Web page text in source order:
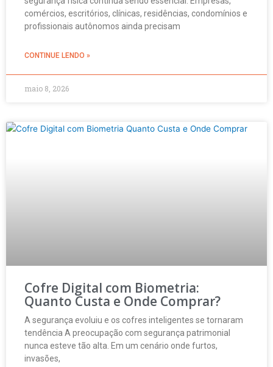
comércios, escritórios, clínicas, residências, condomínios e
profissionais autônomos ainda precisam
CONTINUE LENDO »
maio 8, 2026
Cofre Digital com Biometria:
Quanto Custa e Onde Comprar?
A segurança evoluiu e os cofres inteligentes se tornaram
tendência A preocupação com segurança patrimonial
nunca esteve tão alta. Em um cenário onde furtos,
invasões,